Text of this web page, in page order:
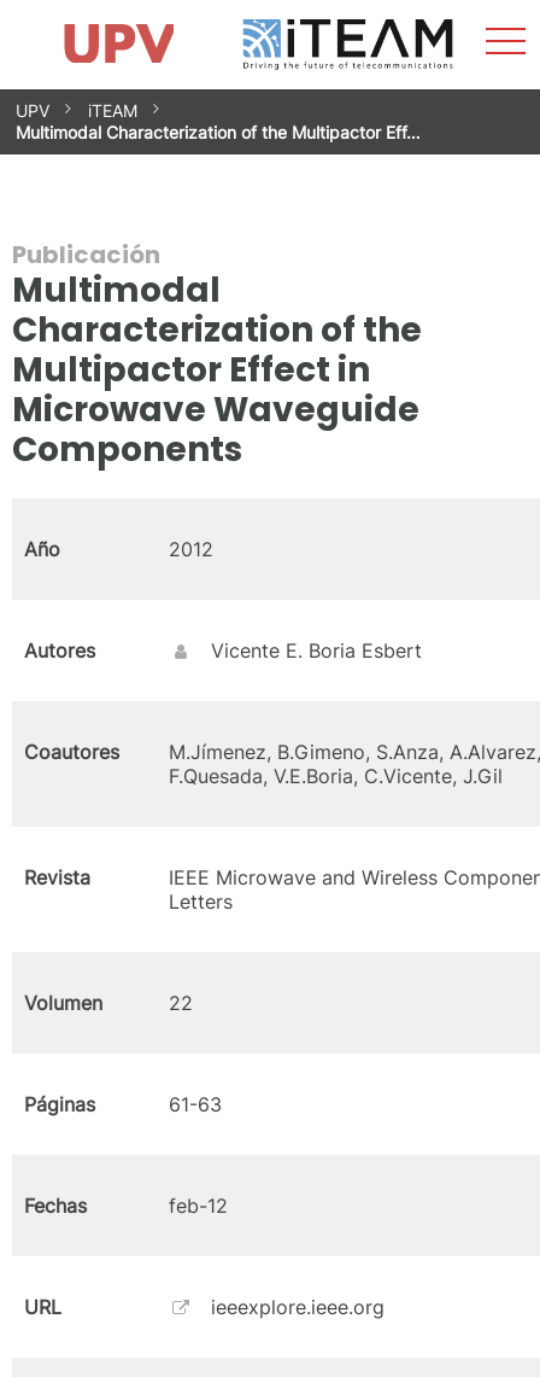
Saltar
contenido
Impacto
Grupos de investigación
Instalaciones
Spin-offs
Contacto
Prácticas
Noticias
Unidad de Igualdad
UPV
iTEAM
Multimodal Characterization of the Multipactor Eff…
Publicación
Multimodal
Characterization of the
Multipactor Effect in
Microwave Waveguide
Components
Año 2012
Autores Vicente E. Boria Esbert
Coautores
M.Jímenez, B.Gimeno, S.Anza, A.Alvarez,
F.Quesada, V.E.Boria, C.Vicente, J.Gil
Revista
IEEE Microwave and Wireless
Letters
Volumen 22
Páginas 61-63
Fechas feb-12
URL ieeexplore.ieee.org